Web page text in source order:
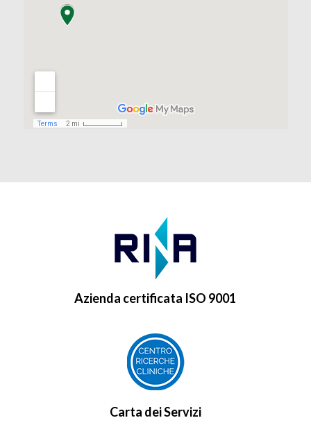
Azienda certificata ISO 9001
Carta dei Servizi